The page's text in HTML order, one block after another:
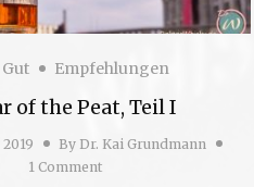
Empfehlungen
of the Peat, Teil I
By Dr. Kai Grundmann
1 Comment